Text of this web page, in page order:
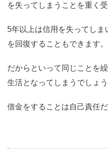
を失ってしまうことを重く
5年以上は信用を失ってしま
を回復することもできます。
だからといって同じことを
生活となってしまうでしょう
借金をすることは自己責任